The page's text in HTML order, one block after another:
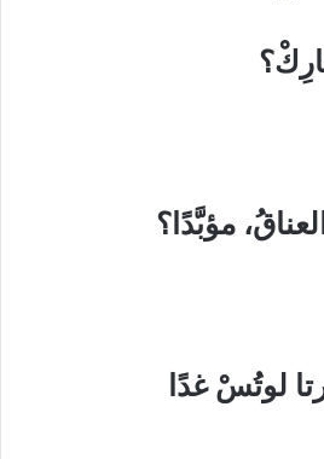
مؤبَّدًا؟
لوتُسْ غدًا